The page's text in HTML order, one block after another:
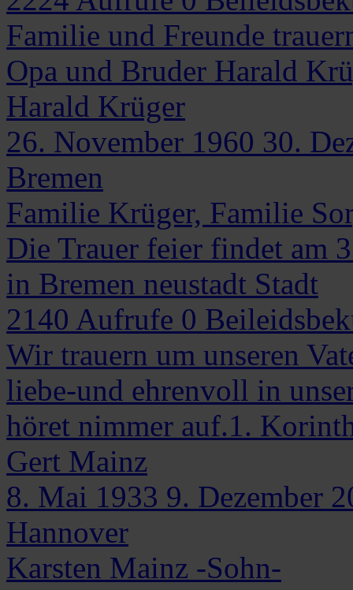
Familie und Freunde
Opa und Bruder Harald
Harald Krüger
26. November 1960 30.
Bremen
Familie Krüger, Familie
Die Trauer feier findet am
in Bremen neustadt Stadt
2140 Aufrufe 0
Wir trauern um unseren
liebe-und ehrenvoll in
höret nimmer auf.1.
Gert Mainz
8. Mai 1933 9. Dezember
Hannover
Karsten Mainz -Sohn-